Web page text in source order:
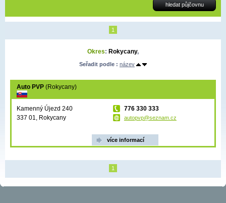
1
Okres: Rokycany,
Seřadit podle : název
Auto PVP (Rokycany)
Kamenný Újezd 240
337 01, Rokycany
776 330 333
autopvp@seznam.cz
více informací
1